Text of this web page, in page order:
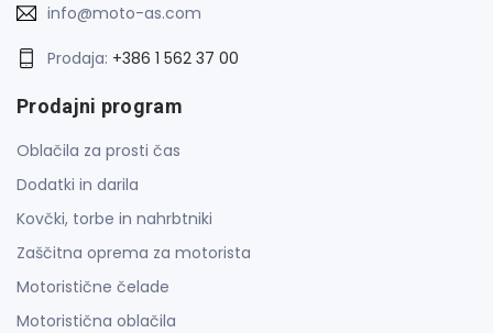
info@moto-as.com
Prodaja: +386 1 562 37 00
Prodajni program
Oblačila za prosti čas
Dodatki in darila
Kovčki, torbe in nahrbtniki
Zaščitna oprema za motorista
Motoristične čelade
Motoristična oblačila